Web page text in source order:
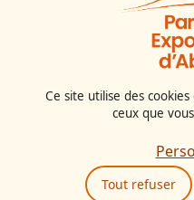
Parc des Expositions
Politiques de confidentialité
Ce site utilise des
ceux que
Tout refuser